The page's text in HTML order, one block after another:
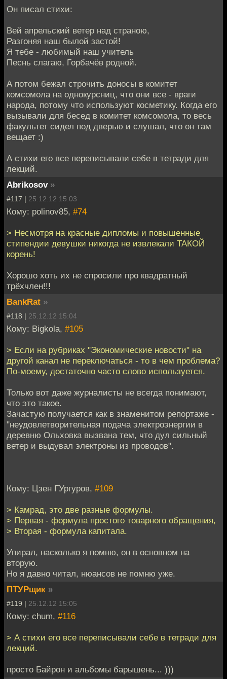
Он писал стихи:
Вей апрельский ветер над страною,
Разгоняя наш былой застой!
Я тебе - любимый наш учитель
Песнь слагаю, Горбачёв родной.
А потом бежал строчить доносы в комитет
комсомола на однокурсниц, что они все - враги
народа, потому что используют косметику. Когда его
вызывали для бесед в комитет комсомола, то весь
факультет сидел под дверью и слушал, что он там
вещает :)
А стихи его все переписывали себе в тетради для
лекций.
Abrikosov »
#117 | 25.12.12 15:03
Кому: polinov85, #74
> Несмотря на красные дипломы и повышенные
стипендии девушки никогда не извлекали ТАКОЙ
корень!
Хорошо хоть их не спросили про квадратный
трёхчлен!!!
BankRat »
#118 | 25.12.12 15:04
Кому: Bigkola, #105
> Если на рубриках "Экономические новости" на
другой канал не переключаться - то в чем проблема?
По-моему, достаточно часто слово используется.
Только вот даже журналисты не всегда понимают,
что это такое.
Зачастую получается как в знаменитом репортаже -
"неудовлетворительная подача электроэнергии в
деревню Ольховка вызвана тем, что дул сильный
ветер и выдувал электроны из проводов".
Кому: Цзен ГУргуров, #109
> Камрад, это две разные формулы.
> Первая - формула простого товарного обращения,
> Вторая - формула капитала.
Упирал, насколько я помню, он в основном на
вторую.
Но я давно читал, нюансов не помню уже.
ПТУРщик »
#119 | 25.12.12 15:05
Кому: chum, #116
> А стихи его все переписывали себе в тетради для
лекций.
просто Байрон и альбомы барышень... )))